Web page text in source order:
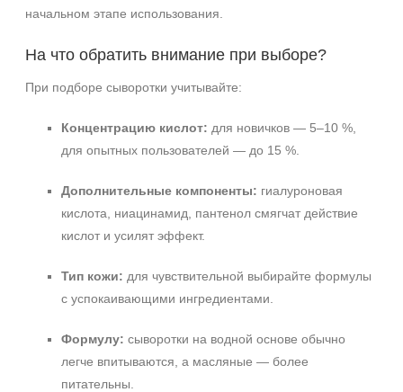
начальном этапе использования.
На что обратить внимание при выборе?
При подборе сыворотки учитывайте:
Концентрацию кислот: для новичков — 5–10 %,
для опытных пользователей — до 15 %.
Дополнительные компоненты: гиалуроновая
кислота, ниацинамид, пантенол смягчат действие
кислот и усилят эффект.
Тип кожи: для чувствительной выбирайте формулы
с успокаивающими ингредиентами.
Формулу: сыворотки на водной основе обычно
легче впитываются, а масляные — более
питательны.